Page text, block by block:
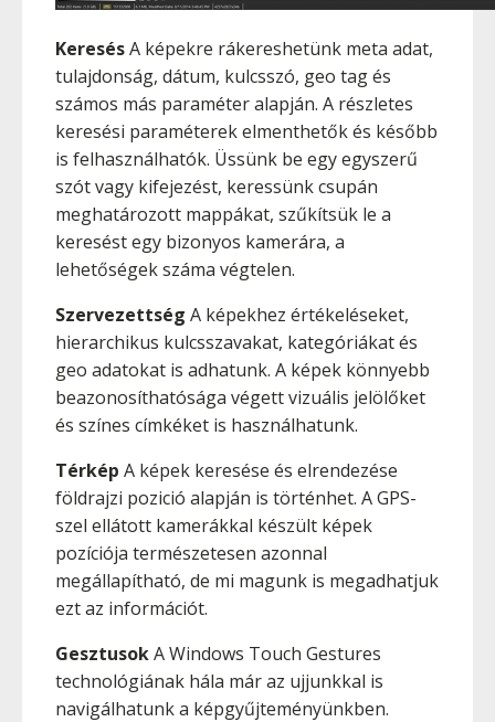
KeresésA képekre rákereshetünk meta adat,
tulajdonság, dátum, kulcsszó, geo tag és
számos más paraméter alapján. A részletes
keresési paraméterek elmenthetők és később
is felhasználhatók. Üssünk be egy egyszerű
szót vagy kifejezést, keressünk csupán
meghatározott mappákat, szűkítsük le a
keresést egy bizonyos kamerára, a
lehetőségek száma végtelen.
Szervezettség A képekhez értékeléseket,
hierarchikus kulcsszavakat, kategóriákat és
geo adatokat is adhatunk. A képek könnyebb
beazonosíthatósága végett vizuális jelölőket
és színes címkéket is használhatunk.
Térkép A képek keresése és elrendezése
földrajzi pozició alapján is történhet. A GPS-
szel ellátott kamerákkal készült képek
pozíciója természetesen azonnal
megállapítható, de mi magunk is megadhatjuk
ezt az információt.
GesztusokA Windows Touch Gestures
technológiának hála már az ujjunkkal is
navigálhatunk a képgyűjteményünkben.